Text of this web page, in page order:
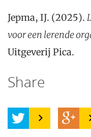
Jepma, IJ. (2025).
voor een lerende
Uitgeverij Pica.
Share